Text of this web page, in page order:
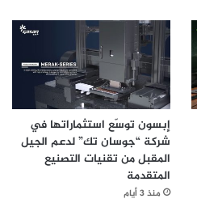
إبسون توسّع استثماراتها في
شركة “جوسان تك” لدعم الجيل
المقبل من تقنيات التصنيع
المتقدمة
منذ 3 أيام